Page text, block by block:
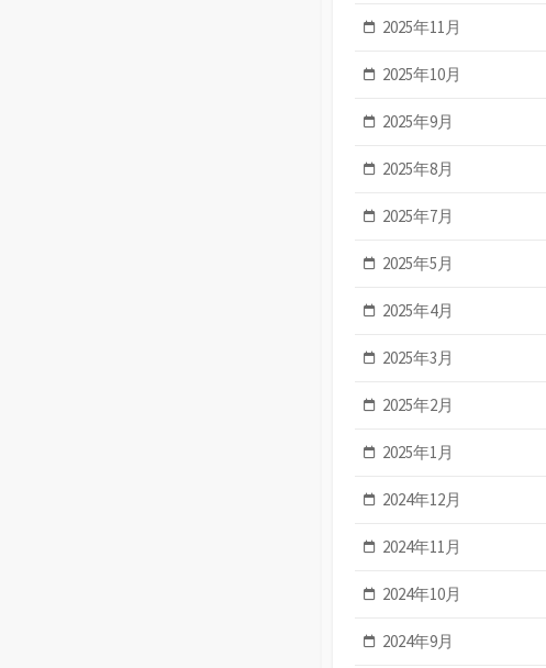
2025年11月
2025年10月
2025年9月
2025年8月
2025年7月
2025年5月
2025年4月
2025年3月
2025年2月
2025年1月
2024年12月
2024年11月
2024年10月
2024年9月